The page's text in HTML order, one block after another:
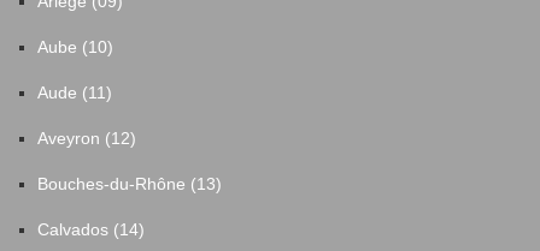
Aube (10)
Aude (11)
Aveyron (12)
Bouches-du-Rhône (13)
Calvados (14)